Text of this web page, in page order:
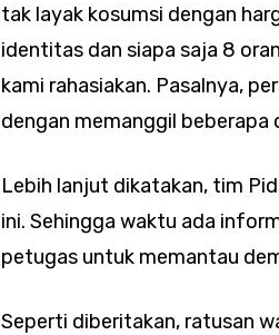
tak layak kosumsi dengan
identitas dan siapa saja 8
kami rahasiakan. Pasalnya,
dengan memanggil beberapa
Lebih lanjut dikatakan, tim
ini. Sehingga waktu ada
petugas untuk memantau
Seperti diberitakan, ratusan